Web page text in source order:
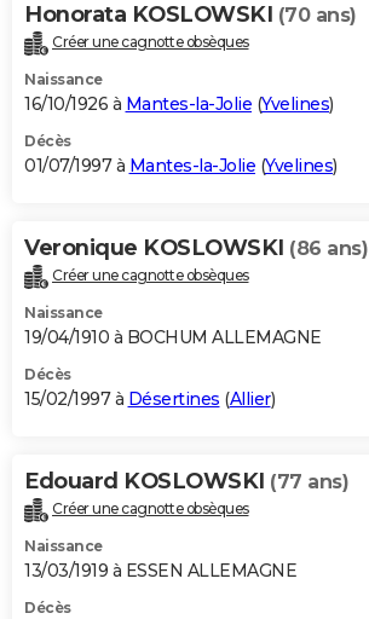
Honorata KOSLOWSKI (70 ans)
Créer une cagnotte obsèques
Naissance
16/10/1926 à Mantes-la-Jolie (Yvelines)
Décès
01/07/1997 à Mantes-la-Jolie (Yvelines)
Veronique KOSLOWSKI (86 ans)
Créer une cagnotte obsèques
Naissance
19/04/1910 à BOCHUM ALLEMAGNE
Décès
15/02/1997 à Désertines (Allier)
Edouard KOSLOWSKI (77 ans)
Créer une cagnotte obsèques
Naissance
13/03/1919 à ESSEN ALLEMAGNE
Décès